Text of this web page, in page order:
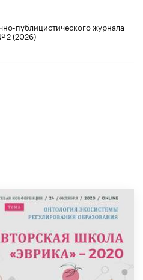
публицистического журнала
2 (2026)